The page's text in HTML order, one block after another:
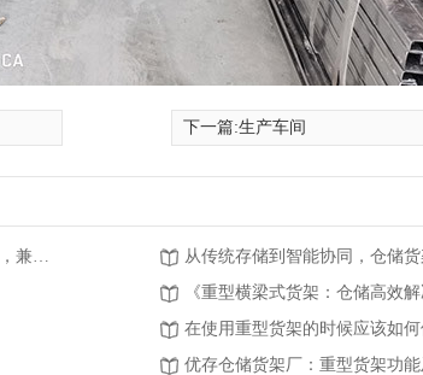
下一篇:生产车间
物流仓储货架选购指南，适配需求才是核心，兼顾高效与安全
《重型横梁式货架：仓储高效解
优存仓储货架厂：重型货架功